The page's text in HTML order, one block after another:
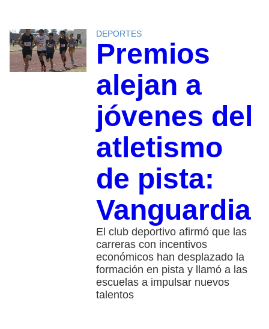
DEPORTES
Premios
alejan a
jóvenes del
atletismo
de pista:
Vanguardia
El club deportivo afirmó que las
carreras con incentivos
económicos han desplazado la
formación en pista y llamó a las
escuelas a impulsar nuevos
talentos